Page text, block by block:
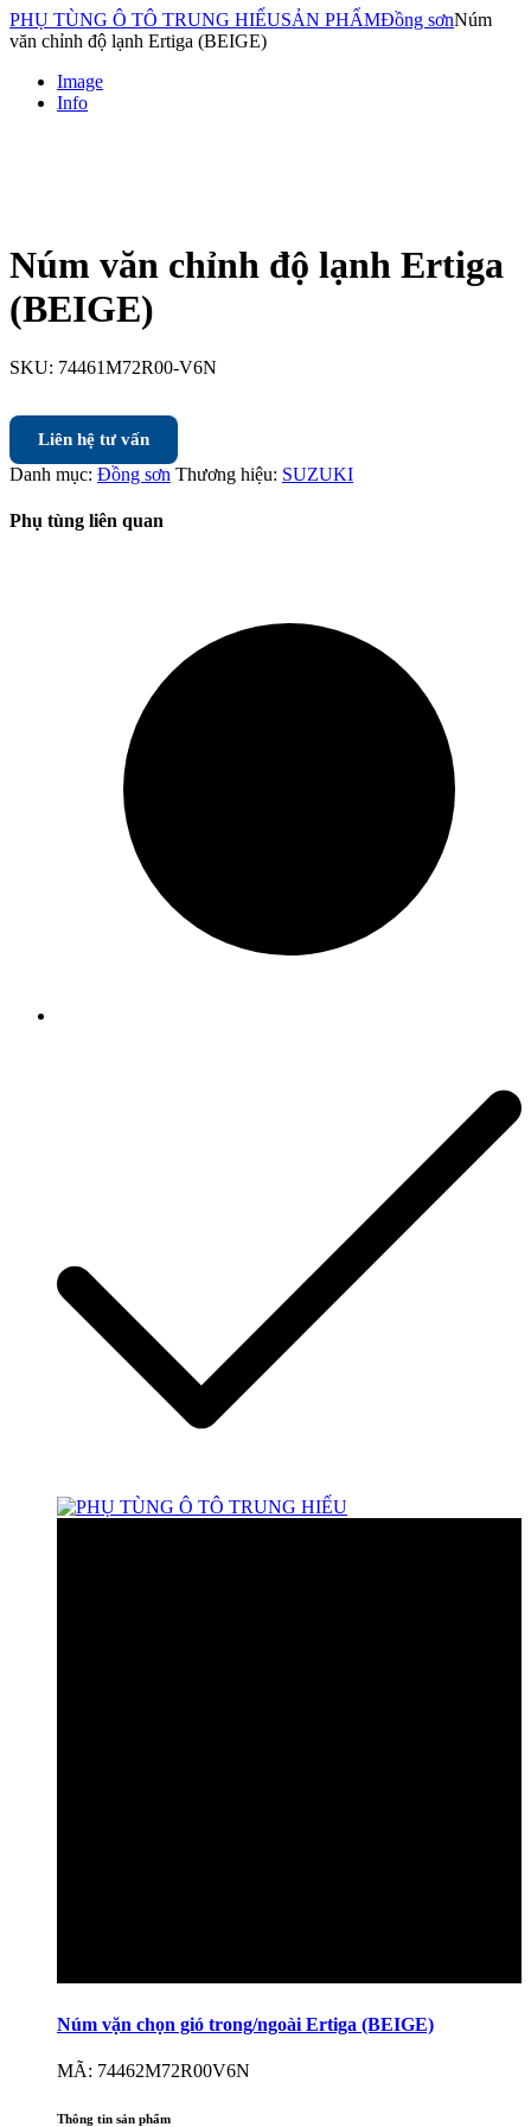
PHỤ TÙNG Ô TÔ TRUNG HIẾUSẢN PHẨMĐồng sơnNúm
văn chỉnh độ lạnh Ertiga (BEIGE)
Image
Info
Núm văn chỉnh độ lạnh Ertiga
(BEIGE)
SKU: 74461M72R00-V6N
Liên hệ tư vấn
Danh mục: Đồng sơn Thương hiệu: SUZUKI
Phụ tùng liên quan
Núm vặn chọn gió trong/ngoài Ertiga (BEIGE)
MÃ: 74462M72R00V6N
Thông tin sản phẩm